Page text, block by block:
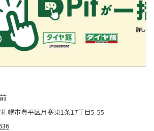
幌市豊平区月寒東1条17丁目5-55